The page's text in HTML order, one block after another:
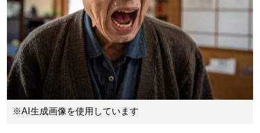
※AI生成画像を使用しています